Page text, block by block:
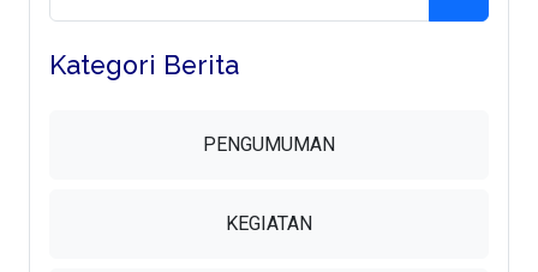
Kategori Berita
PENGUMUMAN
KEGIATAN